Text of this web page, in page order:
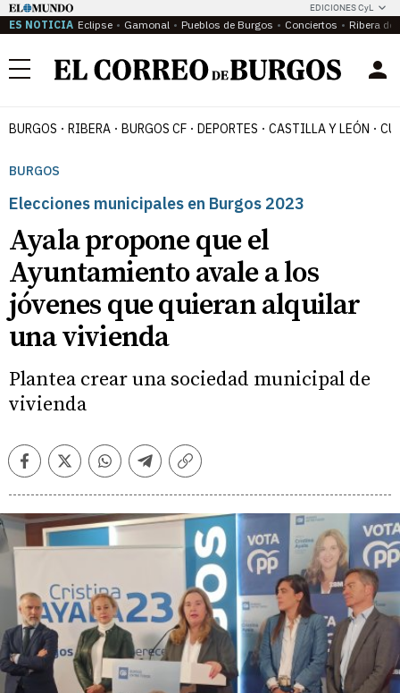
EDICIONES CyL
ES NOTICIA Eclipse Gamonal Pueblos de Burgos Conciertos Ribera del
Menú
BURGOS RIBERA BURGOS CF DEPORTES CASTILLA Y LEÓN
BURGOS
Elecciones municipales en Burgos 2023
Ayala propone que el
Ayuntamiento avale a los
jóvenes que quieran alquilar
una vivienda
Plantea crear una sociedad municipal de
vivienda
FacebookTwitterWhatsappTelegramCopiar